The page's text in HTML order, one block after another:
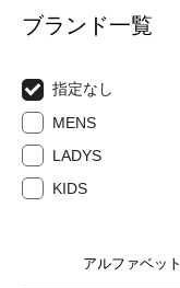
ブランド一覧
指定なし
MENS
LADYS
KIDS
アルファベット